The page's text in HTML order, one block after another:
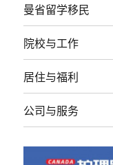
曼省留学移民
院校与工作
居住与福利
公司与服务